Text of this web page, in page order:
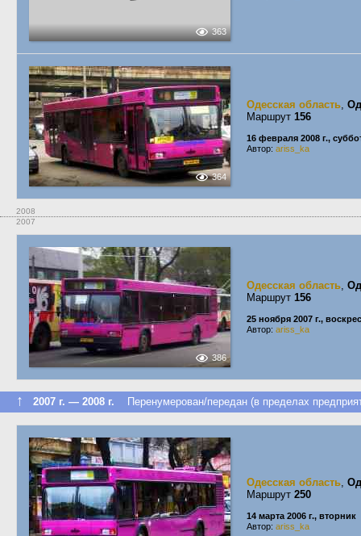
363
364
Одесская область,
Маршрут 156
16 февраля 2008 г.,
Автор: ariss_ka
2008
2007
386
Одесская область,
Маршрут 156
25 ноября 2007 г.,
Автор: ariss_ka
↑ 2007 г. — 2008 г. Перенумерован/передан (в пределах
Одесская область,
Маршрут 250
14 марта 2006 г., вторник
Автор: ariss_ka